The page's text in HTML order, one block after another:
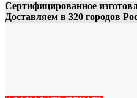
Сертифицированное
Доставляем в 320 городов